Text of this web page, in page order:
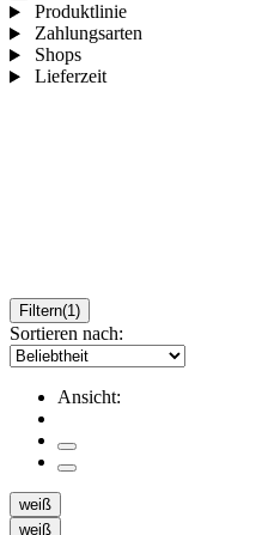
Produktlinie
Zahlungsarten
Shops
Lieferzeit
Filtern(1)
Sortieren nach:
Ansicht:
weiß
weiß